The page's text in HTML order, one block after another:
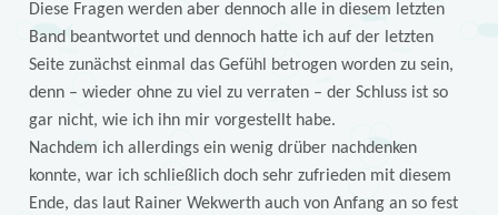
Diese Fragen werden aber dennoch alle in diesem letzten
Band beantwortet und dennoch hatte ich auf der letzten
Seite zunächst einmal das Gefühl betrogen worden zu sein,
denn – wieder ohne zu viel zu verraten – der Schluss ist so
gar nicht, wie ich ihn mir vorgestellt habe.
Nachdem ich allerdings ein wenig drüber nachdenken
konnte, war ich schließlich doch sehr zufrieden mit diesem
Ende, das laut Rainer Wekwerth auch von Anfang an so fest